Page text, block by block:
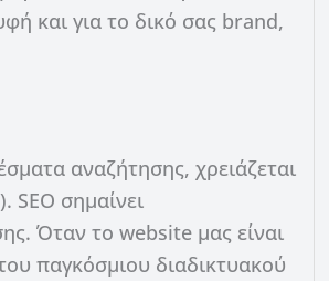
και για το δικό σας brand,
αναζήτησης, χρειάζεται
σημαίνει
Όταν το website μας είναι
παγκόσμιου διαδικτυακού